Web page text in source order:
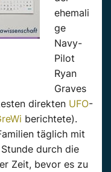
ehemali
ge
Navy-
Pilot
Ryan
Graves
direkten UFO-
berichtete).
täglich mit
durch die
Zeit, bevor es zu